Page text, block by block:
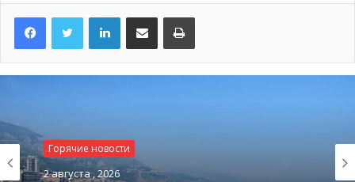
Розарий принцессы Грейс, парк Фонвьей, Японский сад,
Казино, Океанографический музей и Княжеский дворец
уже доступны в приложении. Другие
расписание
Компания K-Rma tech Sarl была основана в Монако в
LinkedInПоделиться по электронной почте Распечатать
Горячие новости
2 августа , 2026